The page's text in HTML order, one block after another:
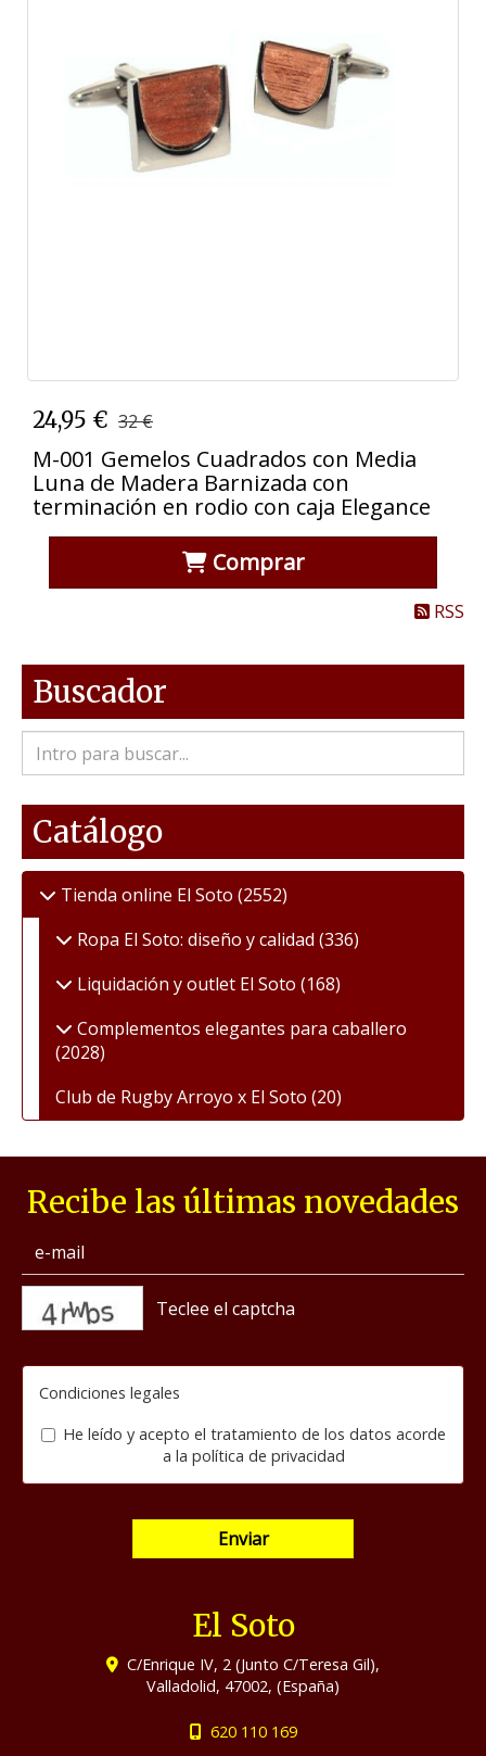
24,95 € 32 €
M-001 Gemelos Cuadrados con Media
Luna de Madera Barnizada con
terminación en rodio con caja Elegance
Comprar
RSS
Buscador
Catálogo
Tienda online El Soto (2552)
Ropa El Soto: diseño y calidad (336)
Liquidación y outlet El Soto (168)
Complementos elegantes para caballero
(2028)
Club de Rugby Arroyo x El Soto (20)
Recibe las últimas novedades
Condiciones legales
He leído y acepto el tratamiento de los datos acorde
a la política de privacidad
Enviar
El Soto
C/Enrique IV, 2 (Junto C/Teresa Gil),
Valladolid, 47002, (España)
620 110 169